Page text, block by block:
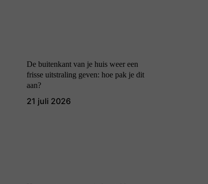
De buitenkant van je huis weer een
frisse uitstraling geven: hoe pak je dit
aan?
21 juli 2026